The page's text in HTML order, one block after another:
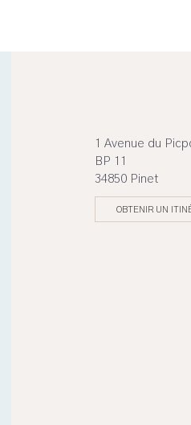
1 Avenue du
BP 11
34850 Pinet
OBTENIR UN